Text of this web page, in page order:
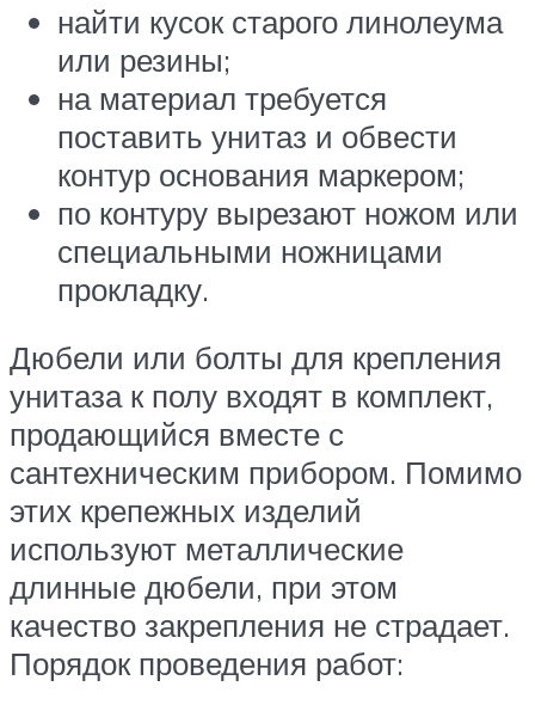
найти кусок старого линолеума
или резины;
на материал требуется
поставить унитаз и обвести
контур основания маркером;
по контуру вырезают ножом или
специальными ножницами
прокладку.
Дюбели или болты для крепления
унитаза к полу входят в комплект,
продающийся вместе с
сантехническим прибором. Помимо
этих крепежных изделий
используют металлические
длинные дюбели, при этом
качество закрепления не страдает.
Порядок проведения работ: